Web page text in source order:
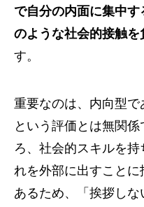
で自分の内面に集中
のような社会的接触を
す。
重要なのは、内向型で
という評価とは無関
ろ、社会的スキルを
れを外部に出すこと
あるため、「挨拶し